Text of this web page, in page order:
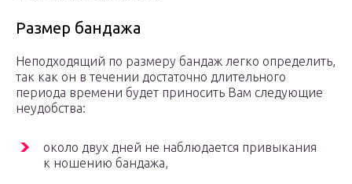
Размер бандажа
Неподходящий по размеру бандаж легко определить,
так как он в течении достаточно длительного
периода времени будет приносить Вам следующие
неудобства:
около двух дней не наблюдается привыкания
к ношению бандажа,